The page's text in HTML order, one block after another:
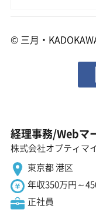
© 三月・
経理事務/Webマ
株式会社オプティマ
東京都 港区
年収350万円～
正社員